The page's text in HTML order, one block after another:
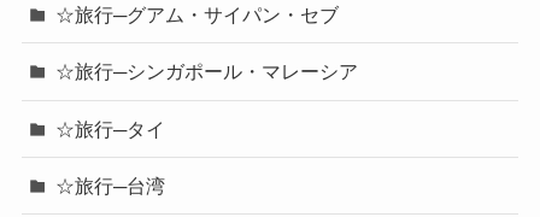
☆旅行─グアム・サイパン・セブ
☆旅行─シンガポール・マレーシア
☆旅行─タイ
☆旅行─台湾